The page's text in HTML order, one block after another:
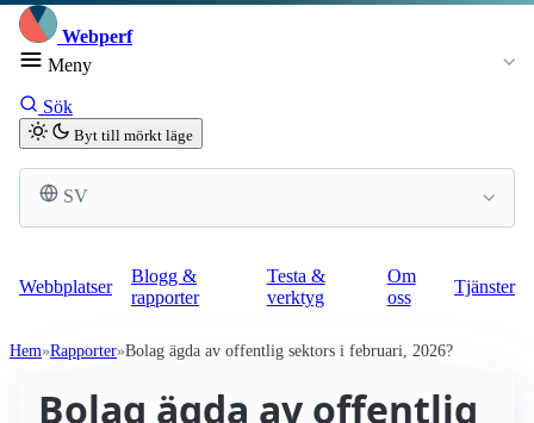
Webperf
Meny
Sök
Byt till mörkt läge
SV
Webbplatser
Blogg &
rapporter
Testa &
verktyg
Om
oss
Tjänster
Hem Rapporter Bolag ägda av offentlig sektors i februari, 2026?
Bolag ägda av offentlig